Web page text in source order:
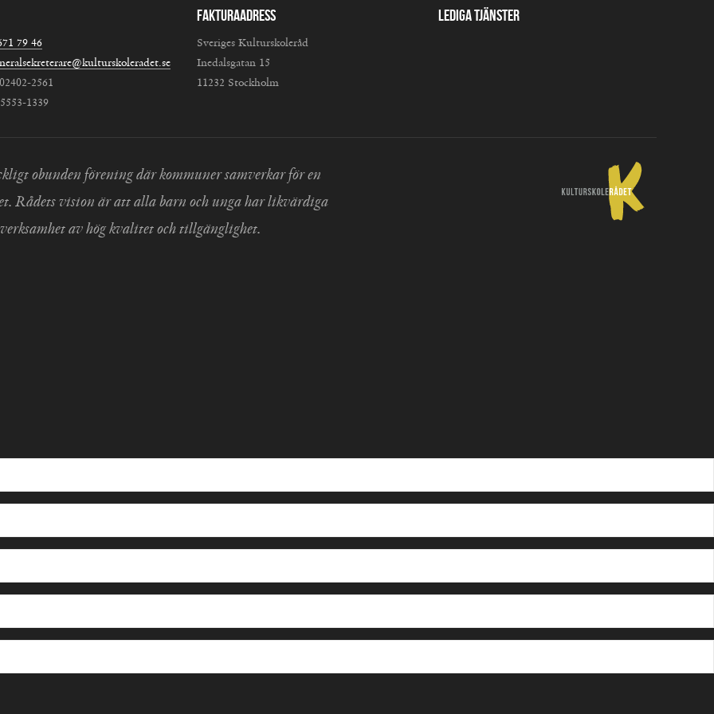
79 46
2561
1339
Fakturaadress
Sveriges Kulturskoleråd
Inedalsgatan 15
11232 Stockholm
Lediga tjänster
obunden förening där kommuner samverkar för en
Rådets vision är att alla barn och unga har likvärdiga
av hög kvalitet och tillgänglighet.